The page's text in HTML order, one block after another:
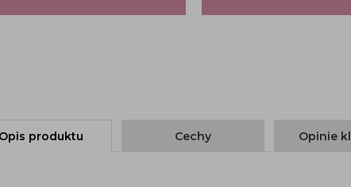
Opis produktu Cechy Opinie